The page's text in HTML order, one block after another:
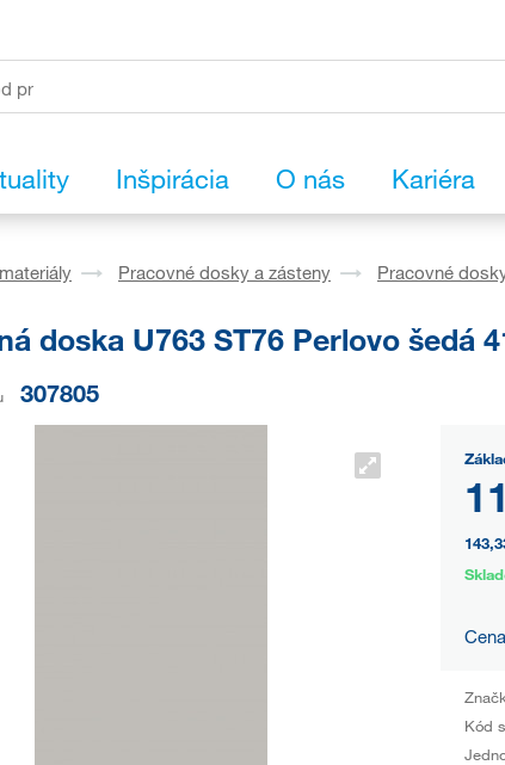
Inšpirácia O nás Kariéra
Pracovné dosky a zásteny Pracovné
doska U763 ST76 Perlovo šedá
307805
Kód